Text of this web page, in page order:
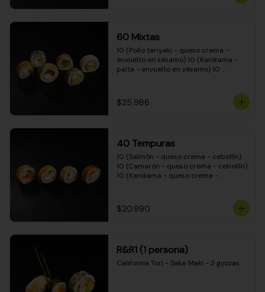
(Pimentón - queso crema - cebollín -
envuelto en masa tempura)
60 Mixtas
10 (Pollo teriyaki - queso crema -
envuelto en sésamo) 10 (Kanikama -
palta - envuelto en sésamo) 10
envuelto en queso crema) 10
(Camarón - queso crema - cebollín -
$25.986
40 Tempuras
10 (Salmón - queso crema - cebollín)
10 (Camarón - queso crema - cebollín)
10 (Kanikama - queso crema -
$20.990
R&R1 (1 persona)
California Tori - Sake Maki - 3 gyozas